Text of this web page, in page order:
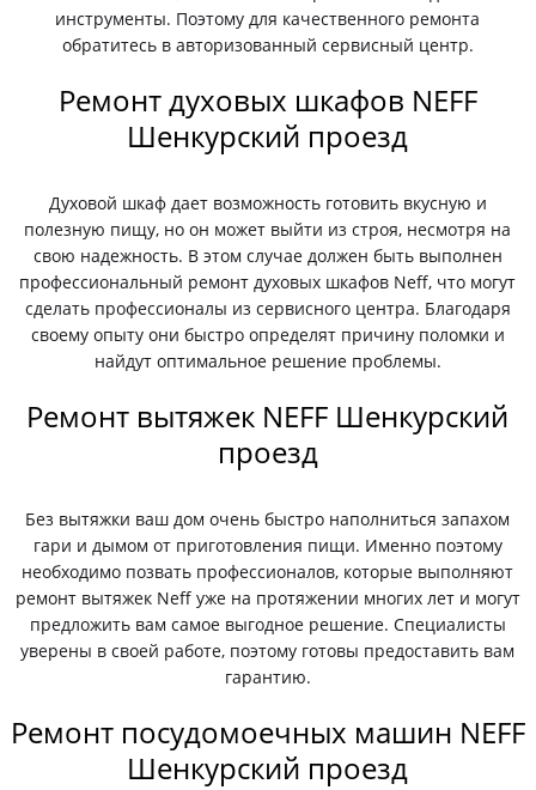
инструменты. Поэтому для качественного ремонта
обратитесь в авторизованный сервисный центр.
Ремонт духовых шкафов NEFF
Шенкурский проезд
Духовой шкаф дает возможность готовить вкусную и
полезную пищу, но он может выйти из строя, несмотря на
свою надежность. В этом случае должен быть выполнен
профессиональный ремонт духовых шкафов Neff, что могут
сделать профессионалы из сервисного центра. Благодаря
своему опыту они быстро определят причину поломки и
найдут оптимальное решение проблемы.
Ремонт вытяжек NEFF Шенкурский
проезд
Без вытяжки ваш дом очень быстро наполниться запахом
гари и дымом от приготовления пищи. Именно поэтому
необходимо позвать профессионалов, которые выполняют
ремонт вытяжек Neff уже на протяжении многих лет и могут
предложить вам самое выгодное решение. Специалисты
уверены в своей работе, поэтому готовы предоставить вам
гарантию.
Ремонт посудомоечных машин NEFF
Шенкурский проезд